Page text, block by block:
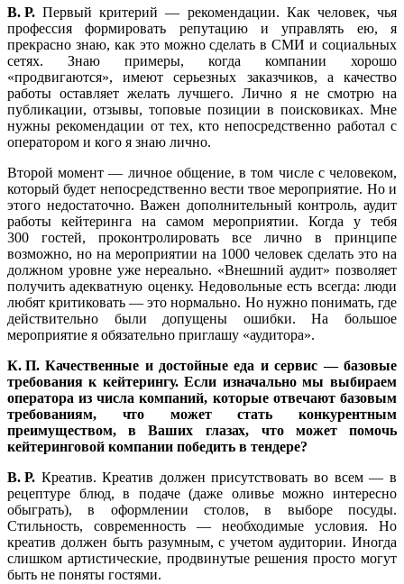
В. Р. Первый критерий — рекомендации. Как человек, чья
профессия формировать репутацию и управлять ею, я
прекрасно знаю, как это можно сделать в СМИ и социальных
сетях. Знаю примеры, когда компании хорошо
«продвигаются», имеют серьезных заказчиков, а качество
работы оставляет желать лучшего. Лично я не смотрю на
публикации, отзывы, топовые позиции в поисковиках. Мне
нужны рекомендации от тех, кто непосредственно работал с
оператором и кого я знаю лично.
Второй момент — личное общение, в том числе с человеком,
который будет непосредственно вести твое мероприятие. Но и
этого недостаточно. Важен дополнительный контроль, аудит
работы кейтеринга на самом мероприятии. Когда у тебя
300 гостей, проконтролировать все лично в принципе
возможно, но на мероприятии на 1000 человек сделать это на
должном уровне уже нереально. «Внешний аудит» позволяет
получить адекватную оценку. Недовольные есть всегда: люди
любят критиковать — это нормально. Но нужно понимать, где
действительно были допущены ошибки. На большое
мероприятие я обязательно приглашу «аудитора».
К. П. Качественные и достойные еда и сервис — базовые
требования к кейтерингу. Если изначально мы выбираем
оператора из числа компаний, которые отвечают базовым
требованиям, что может стать конкурентным
преимуществом, в Ваших глазах, что может помочь
кейтеринговой компании победить в тендере?
В. Р. Креатив. Креатив должен присутствовать во всем — в
рецептуре блюд, в подаче (даже оливье можно интересно
обыграть), в оформлении столов, в выборе посуды.
Стильность, современность — необходимые условия. Но
креатив должен быть разумным, с учетом аудитории. Иногда
слишком артистические, продвинутые решения просто могут
быть не поняты гостями.